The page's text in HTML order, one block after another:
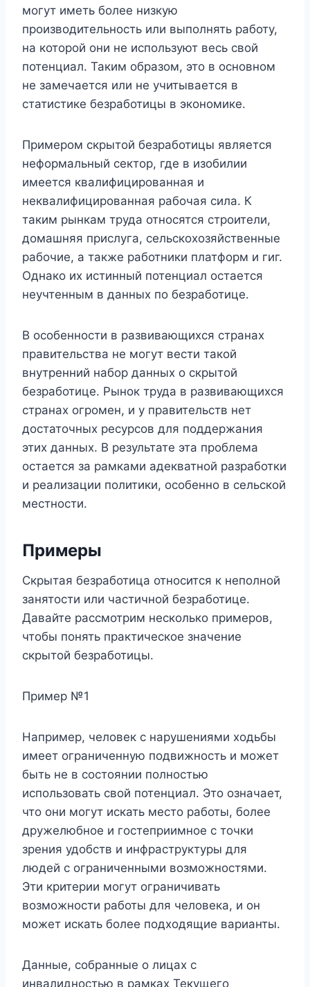
могут иметь более низкую
производительность или выполнять работу,
на которой они не используют весь свой
потенциал. Таким образом, это в основном
не замечается или не учитывается в
статистике безработицы в экономике.
Примером скрытой безработицы является
неформальный сектор, где в изобилии
имеется квалифицированная и
неквалифицированная рабочая сила. К
таким рынкам труда относятся строители,
домашняя прислуга, сельскохозяйственные
рабочие, а также работники платформ и гиг.
Однако их истинный потенциал остается
неучтенным в данных по безработице.
В особенности в развивающихся странах
правительства не могут вести такой
внутренний набор данных о скрытой
безработице. Рынок труда в развивающихся
странах огромен, и у правительств нет
достаточных ресурсов для поддержания
этих данных. В результате эта проблема
остается за рамками адекватной разработки
и реализации политики, особенно в сельской
местности.
Примеры
Скрытая безработица относится к неполной
занятости или частичной безработице.
Давайте рассмотрим несколько примеров,
чтобы понять практическое значение
скрытой безработицы.
Пример №1
Например, человек с нарушениями ходьбы
имеет ограниченную подвижность и может
быть не в состоянии полностью
использовать свой потенциал. Это означает,
что они могут искать место работы, более
дружелюбное и гостеприимное с точки
зрения удобств и инфраструктуры для
людей с ограниченными возможностями.
Эти критерии могут ограничивать
возможности работы для человека, и он
может искать более подходящие варианты.
Данные, собранные о лицах с
инвалидностью в рамках Текущего